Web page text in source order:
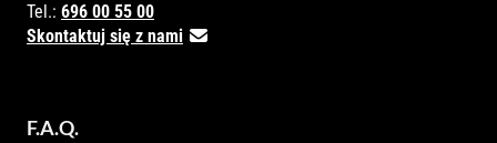
Tel.: 696 00 55 00
Skontaktuj się z nami
F.A.Q.